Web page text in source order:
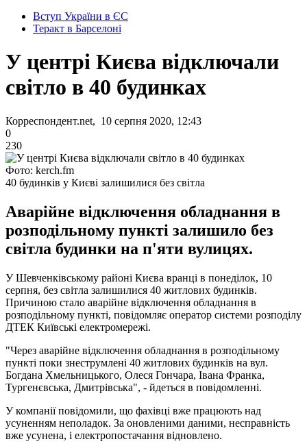
Вступ України в ЄС
Теракт в Барселоні
У центрі Києва відключали
світло в 40 будинках
Корреспондент.net, 10 серпня 2020, 12:43
0
230
Фото: kerch.fm
40 будинків у Києві залишилися без світла
Аварійне відключення обладнання в
розподільному пункті залишило без
світла будинки на п'яти вулицях.
У Шевченківському районі Києва вранці в понеділок, 10
серпня, без світла залишилися 40 житлових будинків.
Причиною стало аварійне відключення обладнання в
розподільному пункті, повідомляє оператор системи розподілу
ДТЕК Київські електромережі.
"Через аварійне відключення обладнання в розподільному
пункті поки знеструмлені 40 житлових будинків на вул.
Богдана Хмельницького, Олеся Гончара, Івана Франка,
Тургенєвська, Дмитрівська", - йдеться в повідомленні.
У компанії повідомили, що фахівці вже працюють над
усуненням неполадок. За оновленими даними, несправність
вже усунена, і електропостачання відновлено.